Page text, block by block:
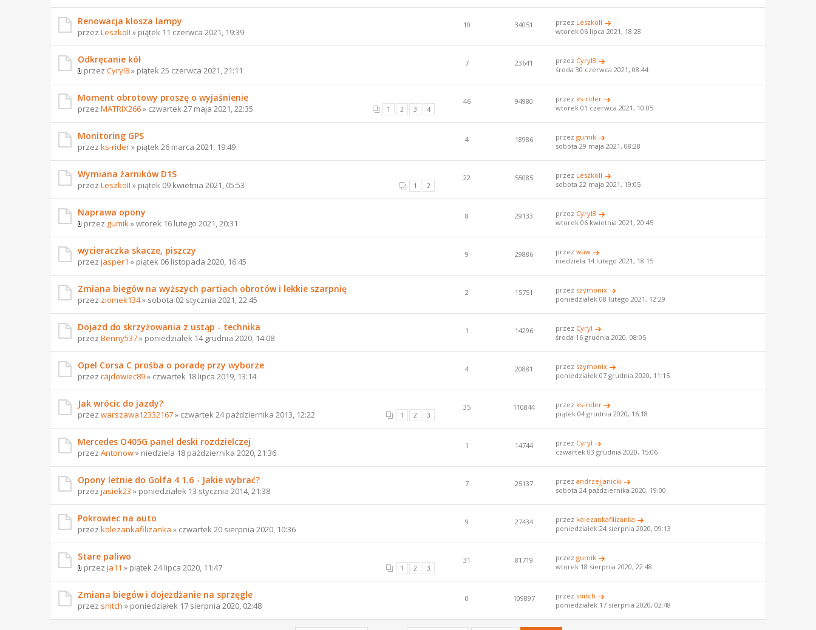
Renowacja klosza lampy
przez LeszkoII » piątek 11 czerwca 2021, 19:39
10 34051 przez LeszkoII
wtorek 06 lipca 2021, 18:28
Odkręcanie kół
przez Cyryl8» piątek 25 czerwca 2021, 21:11
7 23641 przez Cyryl8
środa 30 czerwca 2021, 08:44
Moment obrotowy proszę o wyjaśnienie
1 2 3 4
przez MATRIX266» czwartek 27 maja 2021, 22:35
46 94980 przez ks-rider
wtorek 01 czerwca 2021, 10:05
Monitoring GPS
przez ks-rider» piątek 26 marca 2021, 19:49
4 18986 przezgumik
sobota 29 maja 2021, 08:28
Wymiana żarników D1S
1 2
przez LeszkoII » piątek 09 kwietnia 2021, 05:53
22 55085 przez LeszkoII
sobota 22 maja 2021, 19:05
Naprawa opony
przez gumik » wtorek 16 lutego 2021, 20:31
8 29133 przez Cyryl8
wtorek 06 kwietnia 2021, 20:45
wycieraczka skacze, piszczy
przez jasper1 » piątek 06 listopada 2020, 16:45
9 29886 przezwaw
niedziela 14 lutego 2021, 18:15
Zmiana biegów na wyższych partiach obrotów i lekkie szarpnię
przez ziomek134» sobota 02 stycznia 2021, 22:45
2 15751 przez szymonix
poniedziałek 08 lutego 2021, 12:29
Dojazd do skrzyżowania z ustąp - technika
przez Benny537» poniedziałek 14 grudnia 2020, 14:08
1 14296 przez Cyryl
środa 16 grudnia 2020, 08:05
Opel Corsa C prośba o poradę przy wyborze
przez rajdowiec89» czwartek 18 lipca 2019, 13:14
4 20881 przez szymonix
poniedziałek 07 grudnia 2020, 11:15
Jak wrócic do jazdy?
1 2 3
przez warszawa12332167» czwartek 24 października 2013, 12:22
35 110844 przez ks-rider
piątek 04 grudnia 2020, 16:18
Mercedes O405G panel deski rozdzielczej
przez Antonow» niedziela 18 października 2020, 21:36
1 14744 przez Cyryl
czwartek 03 grudnia 2020, 15:06
Opony letnie do Golfa 4 1.6 - Jakie wybrać?
przez jasiek23 » poniedziałek 13 stycznia 2014, 21:38
7 25137 przezandrzejjanicki
sobota 24 października 2020, 19:00
Pokrowiec na auto
przez kolezankafilizanka » czwartek 20 sierpnia 2020, 10:36
9 27434 przez kolezankafilizanka
poniedziałek 24 sierpnia 2020, 09:13
Stare paliwo
1 2 3
przez ja11 » piątek 24 lipca 2020, 11:47
31 81719 przezgumik
wtorek 18 sierpnia 2020, 22:48
Zmiana biegów i dojeżdżanie na sprzęgle
przez snitch » poniedziałek 17 sierpnia 2020, 02:48
0 109897 przez snitch
poniedziałek 17 sierpnia 2020, 02:48